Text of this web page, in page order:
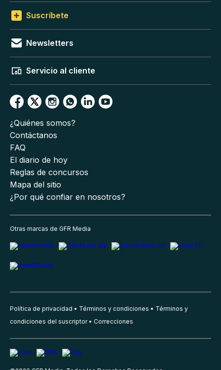
Suscríbete
Newsletters
Servicio al cliente
¿Quiénes somos?
Contáctanos
FAQ
El diario de hoy
Reglas de concursos
Mapa del sitio
¿Por qué confiar en nosotros?
Otras marcas de GFR Media
Política de privacidad Términos y condiciones
Términos y
condiciones del suscriptor
Correcciones